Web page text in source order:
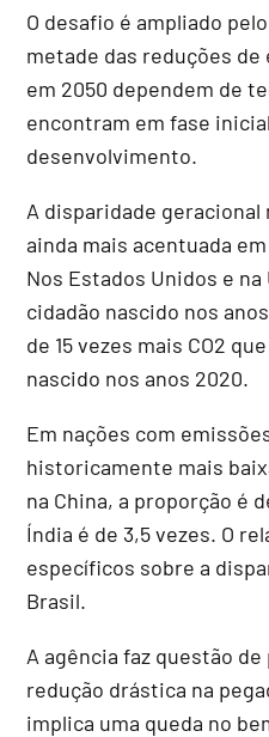
O desafio é ampliado
metade das reduções
em 2050 dependem de
encontram em fase
desenvolvimento.
A disparidade geracional
ainda mais acentuada
Nos Estados Unidos e
cidadão nascido nos
de 15 vezes mais CO2
nascido nos anos 2020.
Em nações com
historicamente mais
na China, a proporção é
Índia é de 3,5 vezes. O
específicos sobre a
Brasil.
A agência faz questão
redução drástica na
implica uma queda no